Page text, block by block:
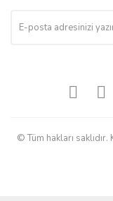
© Tüm hakları